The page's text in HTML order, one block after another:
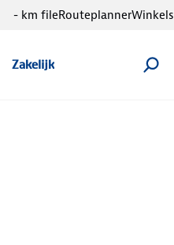
Zakelijk
- km fileRouteplannerWinkels